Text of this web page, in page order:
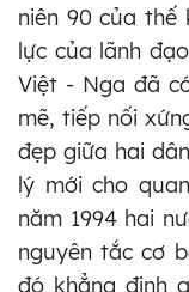
niên 90 của
lực của lãnh
Việt - Nga đã
mẽ, tiếp nối
đẹp giữa hai
lý mới cho
năm 1994 hai
nguyên tắc cơ
đó khẳng định